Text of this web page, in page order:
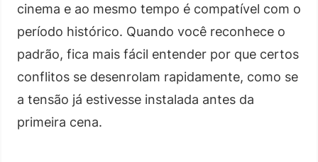
cinema e ao mesmo tempo é compatível com o
período histórico. Quando você reconhece o
padrão, fica mais fácil entender por que certos
conflitos se desenrolam rapidamente, como se
a tensão já estivesse instalada antes da
primeira cena.